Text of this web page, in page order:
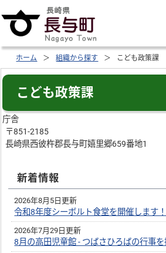
ホーム 組織から探す こども政策課
こども政策課
庁舎
〒851-2185
長崎県西彼杵郡長与町嬉里郷659番地1
新着情報
2026年8月5日更新
令和8年度シーボルト食堂を開催します！
2026年7月29日更新
8月の高田児童館 - つばさひろばの行事